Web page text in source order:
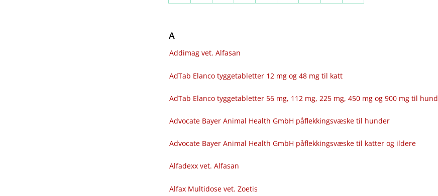
A
Addimag vet. Alfasan
AdTab Elanco tyggetabletter 12 mg og 48 mg til katt
AdTab Elanco tyggetabletter 56 mg, 112 mg, 225 mg, 450 mg og 900 mg til hund
Advocate Bayer Animal Health GmbH påflekkingsvæske til hunder
Advocate Bayer Animal Health GmbH påflekkingsvæske til katter og ildere
Alfadexx vet. Alfasan
Alfax Multidose vet. Zoetis